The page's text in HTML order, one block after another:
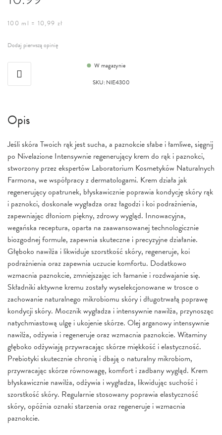
100 ml = 10,99 zł
Dodaj pierwszą opinię
W magazynie
SKU: NIE4300
Opis
Jeśli skóra Twoich rąk jest sucha, a paznokcie słabe i łamliwe, sięgnij
po Nivelazione Intensywnie regenerujący krem do rąk i paznokci,
stworzony przez ekspertów Laboratorium Kosmetyków Naturalnych
Farmona, we współpracy z dermatologami. Krem działa jak
regenerujący opatrunek, błyskawicznie poprawia kondycję skóry rąk
i paznokci, doskonale wygładza oraz łagodzi i koi podrażnienia,
zapewniając dłoniom piękny, zdrowy wygląd. Innowacyjna,
wegańska receptura, oparta na zaawansowanej technologicznie
biozgodnej formule, zapewnia skuteczne i precyzyjne działanie.
Głęboko nawilża i likwiduje szorstkość skóry, regeneruje, koi
podrażnienia oraz zapewnia uczucie komfortu. Dodatkowo
wzmacnia paznokcie, zmniejszając ich łamanie i rozdwajanie się.
Składniki aktywne kremu zostały wyselekcjonowane w trosce o
zachowanie naturalnego mikrobiomu skóry i długotrwałą poprawę
kondycji skóry. Mocznik wygładza i intensywnie nawilża, przynosząc
natychmiastową ulgę i ukojenie skórze. Olej arganowy intensywnie
nawilża, odżywia i regeneruje oraz wzmacnia paznokcie. Witaminy
głęboko odżywiają przywracając skórze miękkość i elastyczność.
Prebiotyki skutecznie chronią i dbają o naturalny mikrobiom,
przywracając skórze równowagę, komfort i zadbany wygląd. Krem
błyskawicznie nawilża, odżywia i wygładza, likwidując suchość i
szorstkość skóry. Regularnie stosowany poprawia elastyczność
skóry, opóźnia oznaki starzenia oraz regeneruje i wzmacnia
paznokcie.